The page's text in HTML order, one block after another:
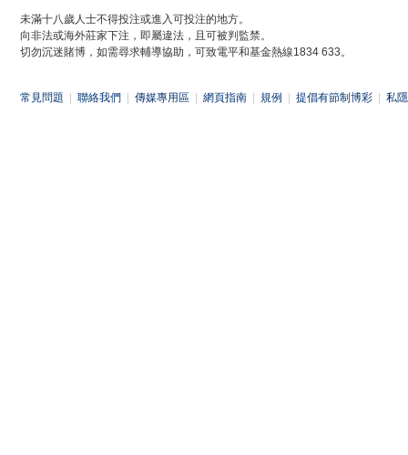
未滿十八歲人士不得投注或進入可投注的地方。
向非法或海外莊家下注，即屬違法，且可被判監禁。
切勿沉迷賭博，如需尋求輔導協助，可致電平和基金熱線1834 633。
常見問題 聯絡我們 傳媒專用區 網頁指南 規例 提倡有節制博彩 私